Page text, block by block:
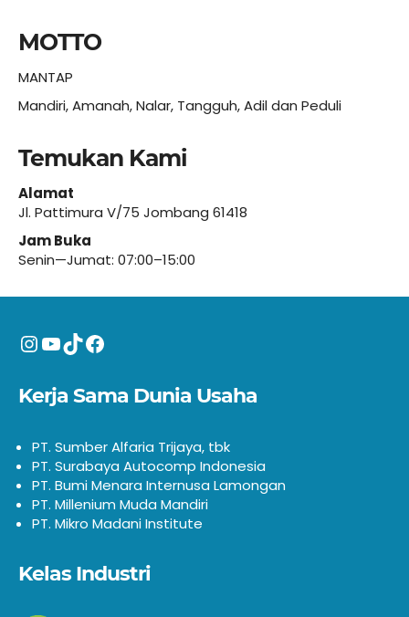
MOTTO
MANTAP
Mandiri, Amanah, Nalar, Tangguh, Adil dan Peduli
Temukan Kami
Alamat
Jl. Pattimura V/75 Jombang 61418
Jam Buka
Senin—Jumat: 07:00–15:00
Instagram
YouTube
TikTokFacebook
Kerja Sama Dunia Usaha
PT. Sumber Alfaria Trijaya, tbk
PT. Surabaya Autocomp Indonesia
PT. Bumi Menara Internusa Lamongan
PT. Millenium Muda Mandiri
PT. Mikro Madani Institute
Kelas Industri